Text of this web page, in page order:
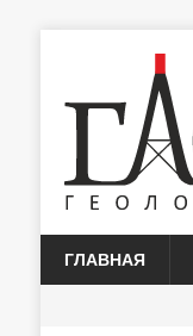
ГЛАВНАЯ